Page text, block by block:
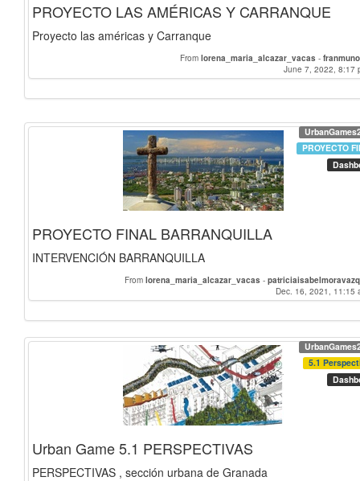
PROYECTO LAS AMÉRICAS Y CARRANQUE
Proyecto las américas y Carranque
From lorena_maria_alcazar_vacas -
June 7, 2022, 8:17
PROYECTO
PROYECTO FINAL BARRANQUILLA
INTERVENCIÓN BARRANQUILLA
From lorena_maria_alcazar_vacas -
Dec. 16, 2021, 11:15
5.1
Urban Game 5.1 PERSPECTIVAS
PERSPECTIVAS , sección urbana de Granada